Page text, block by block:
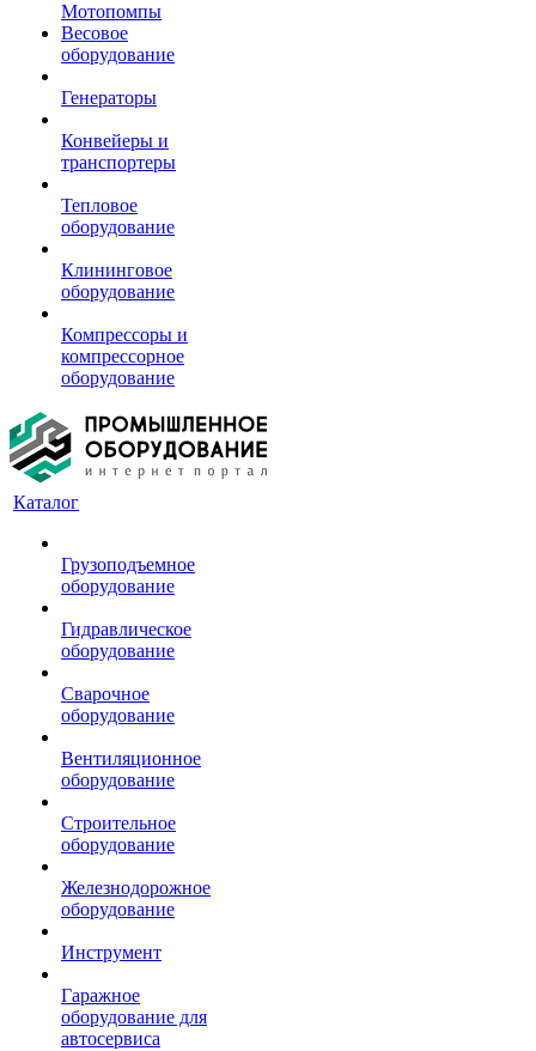
Мотопомпы
Весовое
оборудование
Генераторы
Конвейеры и
транспортеры
Тепловое
оборудование
Клининговое
оборудование
Компрессоры и
компрессорное
оборудование
Каталог
Грузоподъемное
оборудование
Гидравлическое
оборудование
Сварочное
оборудование
Вентиляционное
оборудование
Строительное
оборудование
Железнодорожное
оборудование
Инструмент
Гаражное
оборудование для
автосервиса